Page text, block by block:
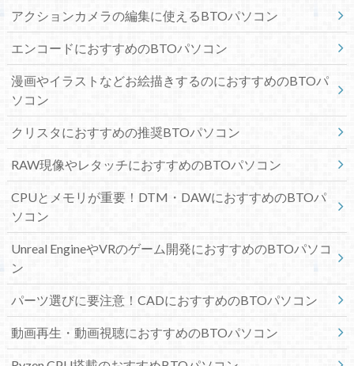
アクションカメラの編集に使えるBTOパソコン
エンコードにおすすめのBTOパソコン
漫画やイラストなどお絵描きするのにおすすめのBTOパ
ソコン
クリスタにおすすめの推奨BTOパソコン
RAW現像やレタッチにおすすめのBTOパソコン
CPUとメモリが重要！DTM・DAWにおすすめのBTOパ
ソコン
Unreal EngineやVRのゲーム開発におすすめのBTOパソコ
ン
パーツ選びに要注意！CADにおすすめのBTOパソコン
動画再生・動画視聴におすすめのBTOパソコン